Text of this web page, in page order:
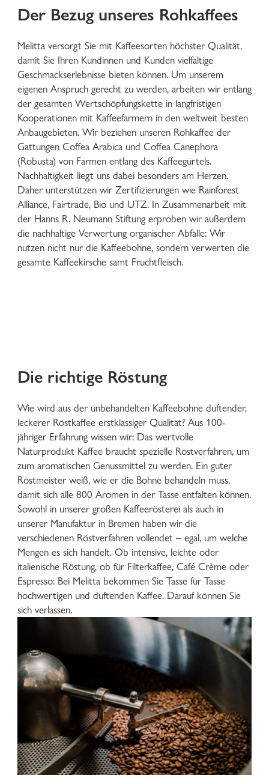
Der Bezug unseres Rohkaffees
Melitta versorgt Sie mit Kaffeesorten höchster Qualität,
damit Sie Ihren Kundinnen und Kunden vielfältige
Geschmackserlebnisse bieten können. Um unserem
eigenen Anspruch gerecht zu werden, arbeiten wir entlang
der gesamten Wertschöpfungskette in langfristigen
Kooperationen mit Kaffeefarmern in den weltweit besten
Anbaugebieten. Wir beziehen unseren Rohkaffee der
Gattungen Coffea Arabica und Coffea Canephora
(Robusta) von Farmen entlang des Kaffeegürtels.
Nachhaltigkeit liegt uns dabei besonders am Herzen.
Daher unterstützen wir Zertifizierungen wie Rainforest
Alliance, Fairtrade, Bio und UTZ. In Zusammenarbeit mit
der Hanns R. Neumann Stiftung erproben wir außerdem
die nachhaltige Verwertung organischer Abfälle: Wir
nutzen nicht nur die Kaffeebohne, sondern verwerten die
gesamte Kaffeekirsche samt Fruchtfleisch.
Die richtige Röstung
Wie wird aus der unbehandelten Kaffeebohne duftender,
leckerer Röstkaffee erstklassiger Qualität? Aus 100-
jähriger Erfahrung wissen wir: Das wertvolle
Naturprodukt Kaffee braucht spezielle Röstverfahren, um
zum aromatischen Genussmittel zu werden. Ein guter
Röstmeister weiß, wie er die Bohne behandeln muss,
damit sich alle 800 Aromen in der Tasse entfalten können.
Sowohl in unserer großen Kaffeerösterei als auch in
unserer Manufaktur in Bremen haben wir die
verschiedenen Röstverfahren vollendet – egal, um welche
Mengen es sich handelt. Ob intensive, leichte oder
italienische Röstung, ob für Filterkaffee, Café Crème oder
Espresso: Bei Melitta bekommen Sie Tasse für Tasse
hochwertigen und duftenden Kaffee. Darauf können Sie
sich verlassen.